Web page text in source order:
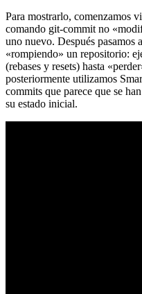
Para mostrarlo, comenzamos
comando git-commit no
uno nuevo. Después pasamos
«rompiendo» un repositorio:
(rebases y resets) hasta
posteriormente utilizamos
commits que parece que se
su estado inicial.